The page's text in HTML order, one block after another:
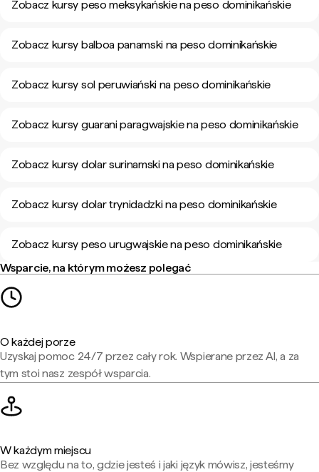
Zobacz kursy peso meksykańskie na peso dominikańskie
Zobacz kursy balboa panamski na peso dominikańskie
Zobacz kursy sol peruwiański na peso dominikańskie
Zobacz kursy guarani paragwajskie na peso dominikańskie
Zobacz kursy dolar surinamski na peso dominikańskie
Zobacz kursy dolar trynidadzki na peso dominikańskie
Zobacz kursy peso urugwajskie na peso dominikańskie
Wsparcie, na którym możesz polegać
O każdej porze
Uzyskaj pomoc 24/7 przez cały rok. Wspierane przez AI, a za
tym stoi nasz zespół wsparcia.
W każdym miejscu
Bez względu na to, gdzie jesteś i jaki język mówisz, jesteśmy